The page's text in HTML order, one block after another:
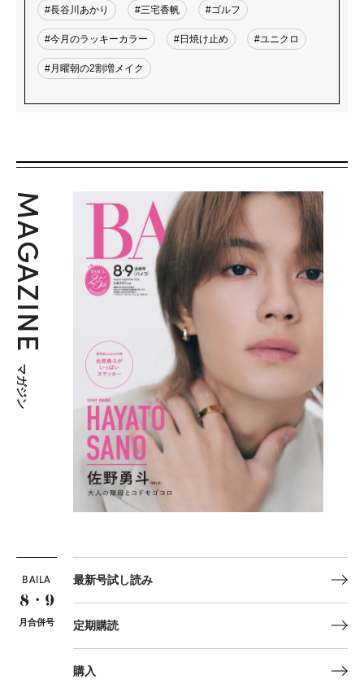
#長谷川あかり #三宅香帆 #ゴルフ
#今月のラッキーカラー #日焼け止め #ユニクロ
#月曜朝の2割増メイク
MAGAZINE
マガジン
BAILA
8・9
月合併号
最新号試し読み
定期購読
購入